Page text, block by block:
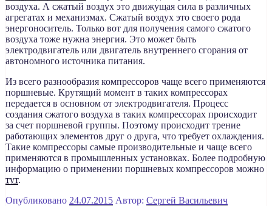
воздуха. А сжатый воздух это движущая сила в различных
агрегатах и механизмах. Сжатый воздух это своего рода
энергоноситель. Только вот для получения самого сжатого
воздуха тоже нужна энергия. Это может быть
электродвигатель или двигатель внутреннего сгорания от
автономного источника питания.
Из всего разнообразия компрессоров чаще всего применяются
поршневые. Крутящий момент в таких компрессорах
передается в основном от электродвигателя. Процесс
создания сжатого воздуха в таких компрессорах происходит
за счет поршневой группы. Поэтому происходит трение
работающих элементов друг о друга, что требует охлаждения.
Такие компрессоры самые производительные и чаще всего
применяются в промышленных установках. Более подробную
информацию о применении поршневых компрессоров можно
тут.
Опубликовано 24.07.2015 Автор: Сергей Васильевич